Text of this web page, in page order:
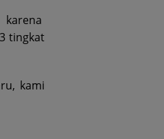
tingkat
kami